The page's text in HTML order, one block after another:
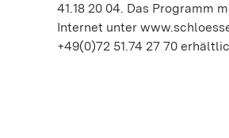
41.18 20 04. Das Programm
Internet unter
+49(0)72 51.74 27 70